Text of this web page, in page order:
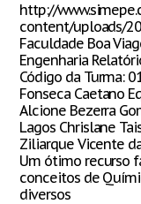
Blog
Contate-nos
http://
content/uploads/
Faculdade Boa
Engenharia
Código da Turma:
Fonseca Caetano
Alcione Bezerra
Lagos Chrislane
Ziliarque Vicente
Um ótimo recurso
conceitos de
diversos